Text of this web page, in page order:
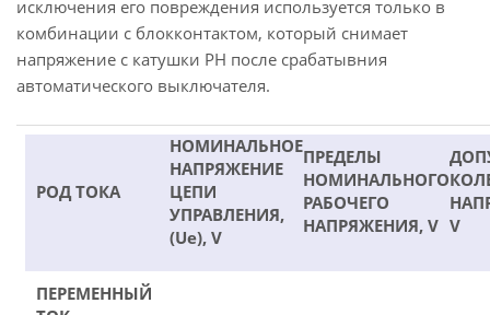
исключения его повреждения используется только в
комбинации с блокконтактом, который снимает
напряжение с катушки РН после срабатывния
автоматического выключателя.
РОД ТОКА
НОМИНАЛЬНОЕ
НАПРЯЖЕНИЕ
ЦЕПИ
УПРАВЛЕНИЯ,
(Ue), V
ПРЕДЕЛЫ
НОМИНАЛЬНОГО
РАБОЧЕГО
НАПРЯЖЕНИЯ, V V
ПЕРЕМЕННЫЙ